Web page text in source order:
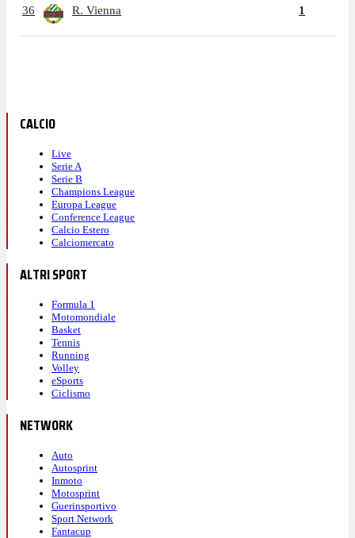
36 R. Vienna 1
CALCIO
Live
Serie A
Serie B
Champions League
Europa League
Conference League
Calcio Estero
Calciomercato
ALTRI SPORT
Formula 1
Motomondiale
Basket
Tennis
Running
Volley
eSports
Ciclismo
NETWORK
Auto
Autosprint
Inmoto
Motosprint
Guerinsportivo
Sport Network
Fantacup